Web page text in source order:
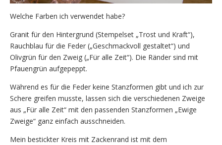
Welche Farben ich verwendet habe?
Granit für den Hintergrund (Stempelset „Trost und Kraft“),
Rauchblau für die Feder („Geschmackvoll gestaltet“) und
Olivgrün für den Zweig („Für alle Zeit“). Die Ränder sind mit
Pfauengrün aufgepeppt.
Während es für die Feder keine Stanzformen gibt und ich zur
Schere greifen musste, lassen sich die verschiedenen Zweige
aus „Für alle Zeit“ mit den passenden Stanzformen „Ewige
Zweige“ ganz einfach ausschneiden.
Mein bestickter Kreis mit Zackenrand ist mit dem